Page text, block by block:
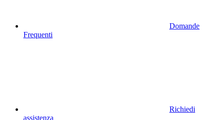
Domande
Frequenti
Richiedi
assistenza